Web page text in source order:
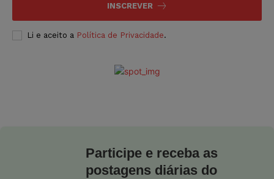
INSCREVER
Li e aceito a Política de Privacidade.
Participe e receba as
postagens diárias do